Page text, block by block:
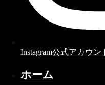
Instagram公式アカウン
ホーム